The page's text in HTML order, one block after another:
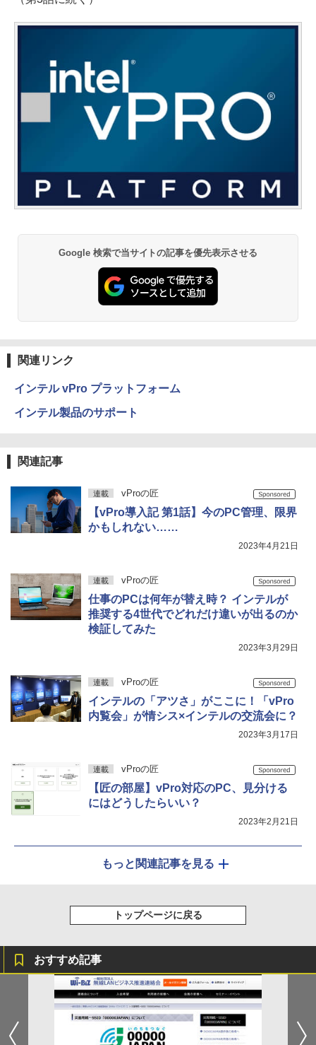
Google 検索で当サイトの記事を優先表示させる
関連リンク
インテル vPro プラットフォーム
インテル製品のサポート
関連記事
連載 vProの匠
【vPro導入記 第1話】今のPC管理、限界
かもしれない……
2023年4月21日
連載 vProの匠
仕事のPCは何年が替え時？ インテルが
推奨する4世代でどれだけ違いが出るのか
検証してみた
2023年3月29日
連載 vProの匠
インテルの「アツさ」がここに！「vPro
内覧会」が情シス×インテルの交流会に？
2023年3月17日
連載 vProの匠
【匠の部屋】vPro対応のPC、見分ける
にはどうしたらいい？
2023年2月21日
もっと関連記事を見る
トップページに戻る
おすすめ記事